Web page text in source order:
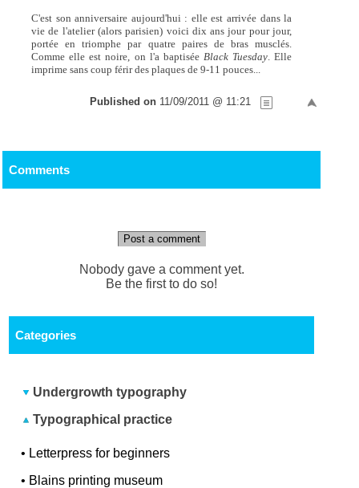
C'est son anniversaire aujourd'hui : elle est arrivée dans la
vie de l'atelier (alors parisien) voici dix ans jour pour jour,
portée en triomphe par quatre paires de bras musclés.
Comme elle est noire, on l'a baptisée Black Tuesday. Elle
imprime sans coup férir des plaques de 9-11 pouces...
Published on 11/09/2011 @ 11:21
Comments
Post a comment
Nobody gave a comment yet.
Be the first to do so!
Categories
Undergrowth typography
Typographical practice
• Letterpress for beginners
• Blains printing museum